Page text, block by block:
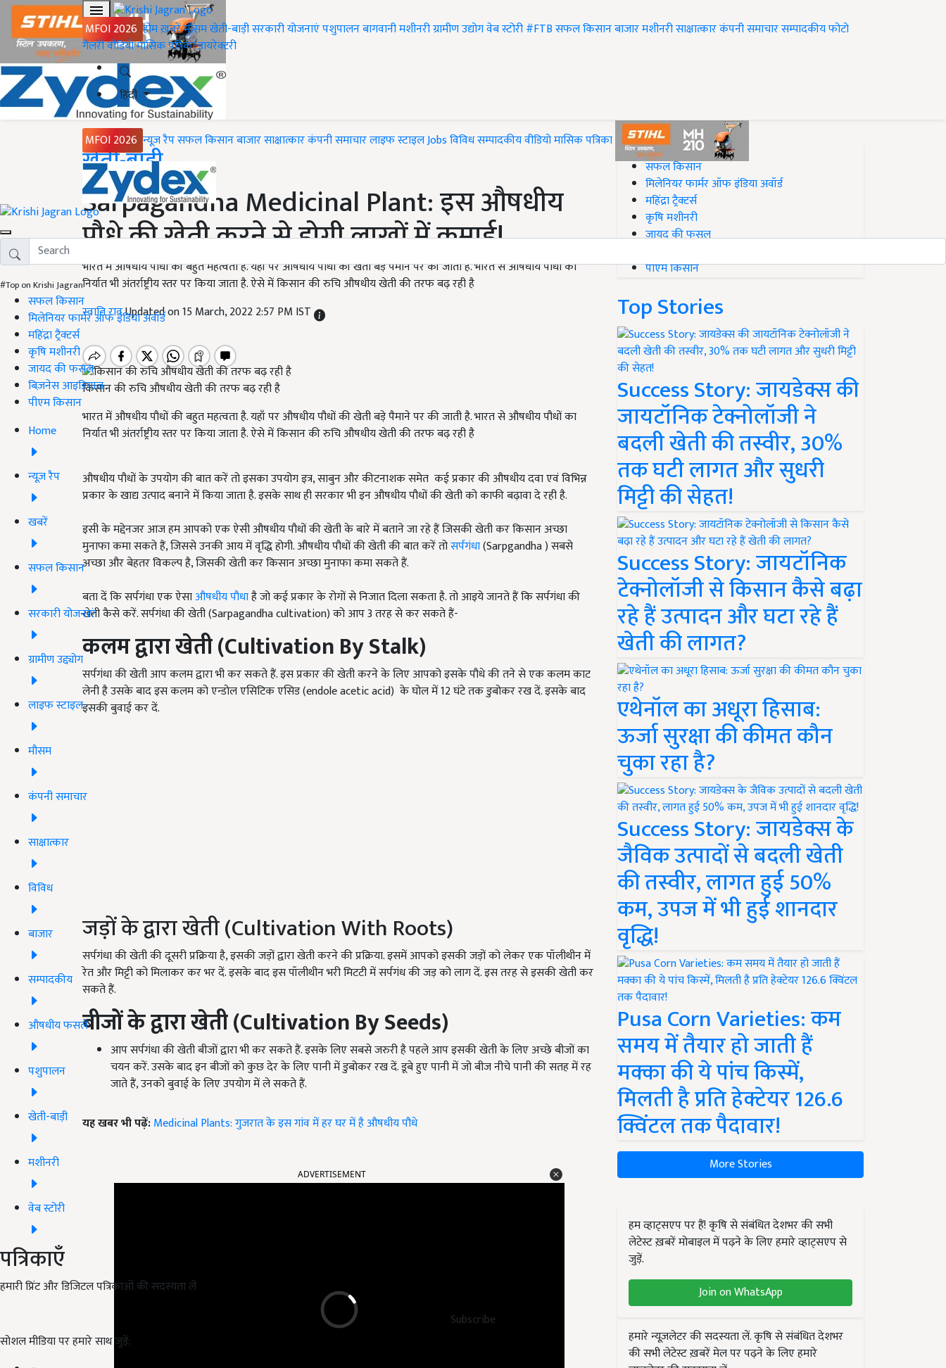
MFOI 2026 होमख़बरेंमौसमखेती-बाड़ीसरकारी योजनाएंपशुपालनबागवानीमशीनरीग्रामीण उद्योगवेब स्टोरी#FTBसफल किसानबाजारमशीनरीसाक्षात्कारकंपनी समाचारसम्पादकीयफोटो
गैलरीवीडियोमासिक पत्रिकाडायरेक्टरी
हिंदी
MFOI 2026 न्यूज़ रैपसफल किसानबाजारसाक्षात्कारकंपनी समाचारलाइफ स्टाइलJobsविविधसम्पादकीयवीडियोमासिक पत्रिका
#Top on Krishi Jagran
सफल किसान
मिलेनियर फार्मर ऑफ इंडिया अवॉर्ड
महिंद्रा ट्रैक्टर्स
कृषि मशीनरी
जायद की फसल
बिज़नेस आइडियाज
पीएम किसान
Home
न्यूज़ रैप
खबरें
सफल किसान
सरकारी योजनाएं
ग्रामीण उद्द्योग
लाइफ स्टाइल
मौसम
कंपनी समाचार
साक्षात्कार
विविध
बाजार
सम्पादकीय
औषधीय फसलें
पशुपालन
खेती-बाड़ी
मशीनरी
वेब स्टोरी
पत्रिकाएँ
हमारी प्रिंट और डिजिटल पत्रिकाओं की सदस्यता लें
Subscribe
सोशल मीडिया पर हमारे साथ जुड़ें:
Home
खेती-बाड़ी
Sarpagandha Medicinal Plant: इस औषधीय
पौधे की खेती करने से होगी लाखों में कमाई!
भारत में औषधीय पौधों की बहुत महत्वता है. यहाँ पर औषधीय पौधों की खेती बड़े पैमाने पर की जाती है. भारत से औषधीय पौधों का
निर्यात भी अंतर्राष्ट्रीय स्तर पर किया जाता है. ऐसे में किसान की रुचि औषधीय खेती की तरफ बढ़ रही है
स्वाति रावUpdated on 15 March, 2022 2:57 PM IST
किसान की रुचि औषधीय खेती की तरफ बढ़ रही है
भारत में औषधीय पौधों की बहुत महत्वता है. यहाँ पर औषधीय पौधों की खेती बड़े पैमाने पर की जाती है. भारत से औषधीय पौधों का
निर्यात भी अंतर्राष्ट्रीय स्तर पर किया जाता है. ऐसे में किसान की रुचि औषधीय खेती की तरफ बढ़ रही है
औषधीय पौधों के उपयोग की बात करें तो इसका उपयोग इत्र, साबुन और कीटनाशक समेत कई प्रकार की औषधीय दवा एवं विभिन्न
प्रकार के खाद्य उत्पाद बनाने में किया जाता है. इसके साथ ही सरकार भी इन औषधीय पौधों की खेती को काफी बढ़ावा दे रही है.
इसी के मद्देनजर आज हम आपको एक ऐसी औषधीय पौधों की खेती के बारे में बताने जा रहे हैं जिसकी खेती कर किसान अच्छा
मुनाफा कमा सकते हैं, जिससे उनकी आय में वृद्धि होगी. औषधीय पौधों की खेती की बात करें तोसर्पगंधा(Sarpgandha ) सबसे
अच्छा और बेहतर विकल्प है, जिसकी खेती कर किसान अच्छा मुनाफा कमा सकते हैं.
बता दें कि सर्पगंधा एक ऐसाऔषधीय पौधाहै जो कई प्रकार के रोगों से निजात दिला सकता है. तो आइये जानते हैं कि सर्पगंधा की
खेती कैसे करें. सर्पगंधा की खेती (Sarpagandha cultivation) को आप 3 तरह से कर सकते हैं-
कलम द्वारा खेती (Cultivation By Stalk)
सर्पगंधा की खेती आप कलम द्वारा भी कर सकते हैं. इस प्रकार की खेती करने के लिए आपको इसके पौधे की तने से एक कलम काट
लेनी है उसके बाद इस कलम को एन्डोल एसिटिक एसिड (endole acetic acid) के घोल में 12 घंटे तक डुबोकर रख दें. इसके बाद
इसकी बुवाई कर दें.
जड़ों के द्वारा खेती (Cultivation With Roots)
सर्पगंधा की खेती की दूसरी प्रक्रिया है, इसकी जड़ों द्वारा खेती करने की प्रक्रिया. इसमें आपको इसकी जड़ों को लेकर एक पॉलीथीन में
रेत और मिट्टी को मिलाकर कर भर दें. इसके बाद इस पॉलीथीन भरी मिटटी में सर्पगंध की जड़ को लाग दें. इस तरह से इसकी खेती कर
सकते हैं.
बीजों के द्वारा खेती (Cultivation By Seeds)
आप सर्पगंधा की खेती बीजों द्वारा भी कर सकते हैं. इसके लिए सबसे जरुरी है पहले आप इसकी खेती के लिए अच्छे बीजों का
चयन करें. उसके बाद इन बीजों को कुछ देर के लिए पानी में डुबोकर रख दें. डूबे हुए पानी में जो बीज नीचे पानी की सतह में रह
जाते हैं, उनको बुवाई के लिए उपयोग में ले सकते हैं.
यह खबर भी पढ़ें:Medicinal Plants: गुजरात के इस गांव में हर घर में है औषधीय पौधे
ADVERTISEMENT
#Top on Krishi Jagran
सफल किसान
मिलेनियर फार्मर ऑफ इंडिया अवॉर्ड
महिंद्रा ट्रैक्टर्स
कृषि मशीनरी
जायद की फसल
पीएम किसान
Top Stories
Success Story: जायडेक्स की
जायटॉनिक टेक्नोलॉजी ने
बदली खेती की तस्वीर, 30%
तक घटी लागत और सुधरी
मिट्टी की सेहत!
Success Story: जायटॉनिक
टेक्नोलॉजी से किसान कैसे बढ़ा
रहे हैं उत्पादन और घटा रहे हैं
खेती की लागत?
एथेनॉल का अधूरा हिसाब:
ऊर्जा सुरक्षा की कीमत कौन
चुका रहा है?
Success Story: जायडेक्स के
जैविक उत्पादों से बदली खेती
की तस्वीर, लागत हुई 50%
कम, उपज में भी हुई शानदार
वृद्धि!
Pusa Corn Varieties: कम
समय में तैयार हो जाती हैं
मक्का की ये पांच किस्में,
मिलती है प्रति हेक्टेयर 126.6
क्विंटल तक पैदावार!
More Stories
हम व्हाट्सएप पर हैं! कृषि से संबंधित देशभर की सभी
लेटेस्ट ख़बरें मोबाइल में पढ़ने के लिए हमारे व्हाट्सएप से
जुड़ें.
Join on WhatsApp
हमारे न्यूज़लेटर की सदस्यता लें. कृषि से संबंधित देशभर
की सभी लेटेस्ट ख़बरें मेल पर पढ़ने के लिए हमारे